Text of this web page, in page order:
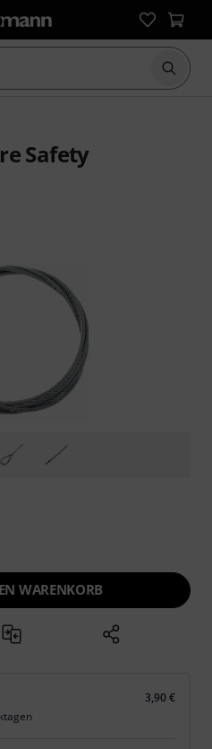
Suche
Safety
aus 6 Kundenbewertungen
WARENKORB
3,90 €